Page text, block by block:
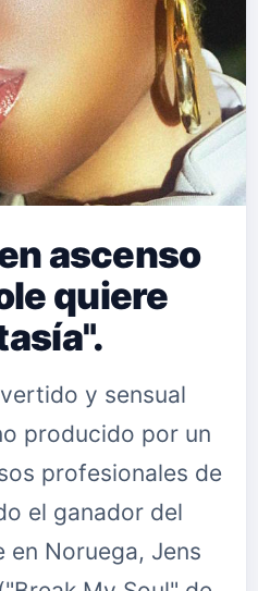
ascenso
quiere
y sensual
producido por un
profesionales de
el ganador del
en Noruega, Jens